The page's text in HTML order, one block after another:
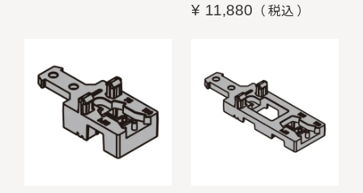
¥ 11,880 税込